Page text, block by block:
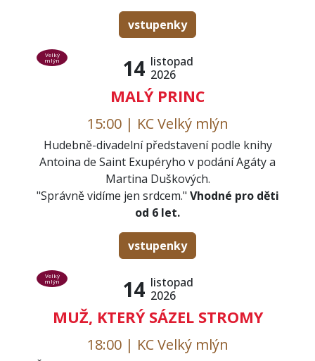
vstupenky
14 listopad
2026
MALÝ PRINC
Velký
mlýn
15:00 | KC Velký mlýn
Hudebně-divadelní představení podle knihy
Antoina de Saint Exupéryho v podání Agáty a
Martina Duškových.
"Správně vidíme jen srdcem." Vhodné pro děti
od 6 let.
vstupenky
14 listopad
2026
MUŽ, KTERÝ SÁZEL STROMY
Velký
mlýn
18:00 | KC Velký mlýn